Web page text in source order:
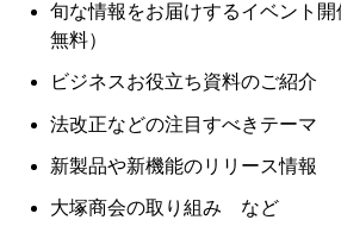
旬な情報をお届けするイベント
無料）
ビジネスお役立ち資料のご紹介
法改正などの注目すべきテーマ
新製品や新機能のリリース情報
大塚商会の取り組み など